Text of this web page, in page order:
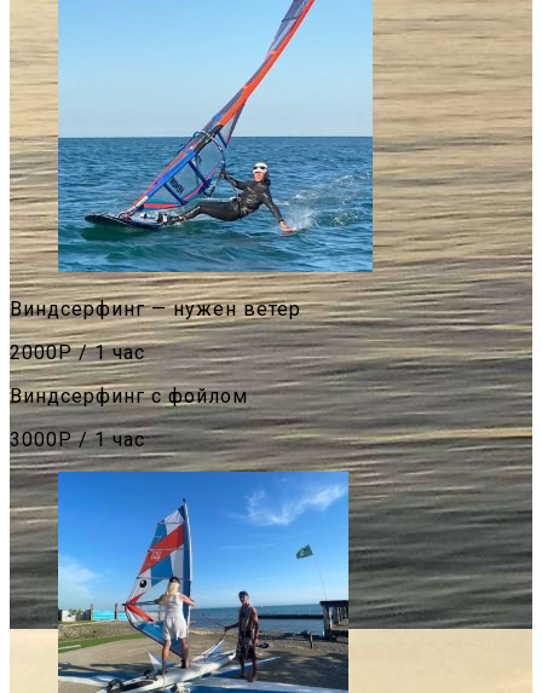
Виндсерфинг — нужен ветер
2000Р / 1 час
Виндсерфинг с фойлом
3000Р / 1 час